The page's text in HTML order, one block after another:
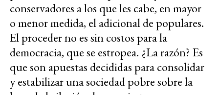
conservadores a los que les cabe, en mayor
o menor medida, el adicional de populares.
El proceder no es sin costos para la
democracia, que se estropea. ¿La razón? Es
que son apuestas decididas para consolidar
y estabilizar una sociedad pobre sobre la